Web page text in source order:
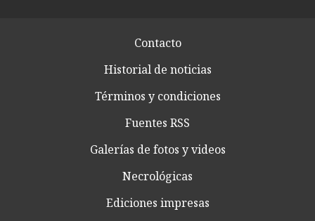
Contacto
Historial de noticias
Términos y condiciones
Fuentes RSS
Galerías de fotos y videos
Necrológicas
Ediciones impresas